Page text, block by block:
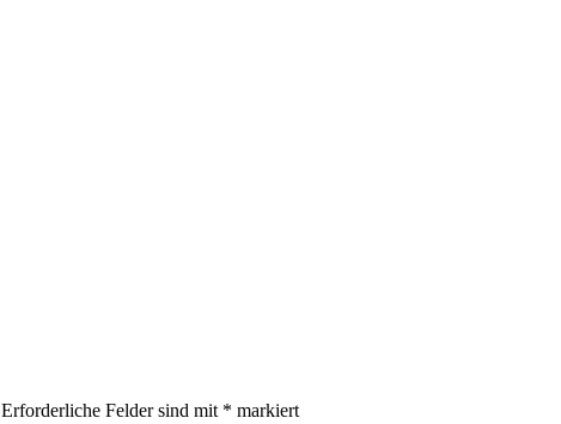
Erforderliche Felder sind mit * markiert